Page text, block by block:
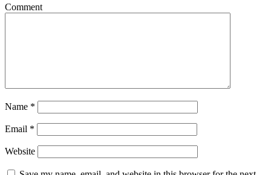
Comment
Name *
Email *
Website